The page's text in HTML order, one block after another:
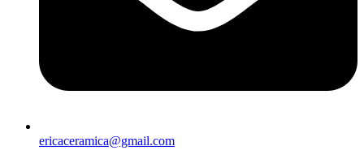
ericaceramica@gmail.com